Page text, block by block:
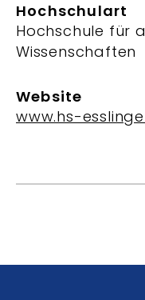
Hochschulart
Hochschule für
Wissenschaften
Website
www.hs-